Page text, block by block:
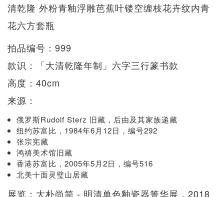
清乾隆 外粉青釉浮雕芭蕉叶镂空缠枝花卉纹内青
花六方套瓶
拍品编号：999
款识：「大清乾隆年制」六字三行篆书款
高度：40cm
来源：
俄罗斯Rudolf Sterz 旧藏，后由及其家族递藏
纽约苏富比，1984年6月12日，编号292
张宗宪藏
鸿禧美术馆旧藏
香港苏富比，2005年5月2日，编号516
北美十面灵璧山居藏
展览：大朴尚简 - 明清单色釉瓷器箐华展，2018